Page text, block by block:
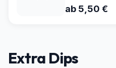
ab 5,50 €
Extra Dips